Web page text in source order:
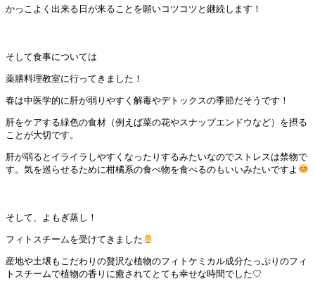
かっこよく出来る日が来ることを願いコツコツと継続します！
そして食事については
薬膳料理教室に行ってきました！
春は中医学的に肝が弱りやすく解毒やデトックスの季節だそうです！
肝をケアする緑色の食材（例えば菜の花やスナップエンドウなど）を摂る
ことが大切です。
肝が弱るとイライラしやすくなったりするみたいなのでストレスは禁物で
す。気を巡らせるために柑橘系の食べ物を食べるのもいいみたいですよ
そして、よもぎ蒸し！
フィトスチームを受けてきました
産地や土壌もこだわりの贅沢な植物のフィトケミカル成分たっぷりのフィ
トスチームで植物の香りに癒されてとても幸せな時間でした♡